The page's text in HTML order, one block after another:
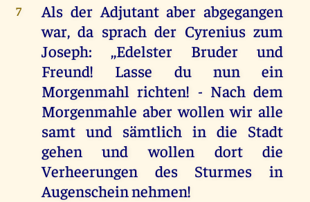
7
Als der Adjutant aber abgegangen
war, da sprach der Cyrenius zum
Joseph: ,,Edelster Bruder und
Freund! Lasse du nun ein
Morgenmahl richten! - Nach dem
Morgenmahle aber wollen wir alle
samt und sämtlich in die Stadt
gehen und wollen dort die
Verheerungen des Sturmes in
Augenschein nehmen!